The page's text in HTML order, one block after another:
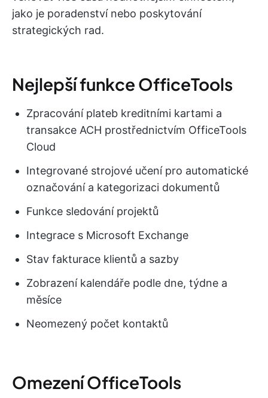
jako je poradenství nebo poskytování
strategických rad.
Nejlepší funkce OfficeTools
Zpracování plateb kreditními kartami a
transakce ACH prostřednictvím OfficeTools
Cloud
Integrované strojové učení pro automatické
označování a kategorizaci dokumentů
Funkce sledování projektů
Integrace s Microsoft Exchange
Stav fakturace klientů a sazby
Zobrazení kalendáře podle dne, týdne a
měsíce
Neomezený počet kontaktů
Omezení OfficeTools